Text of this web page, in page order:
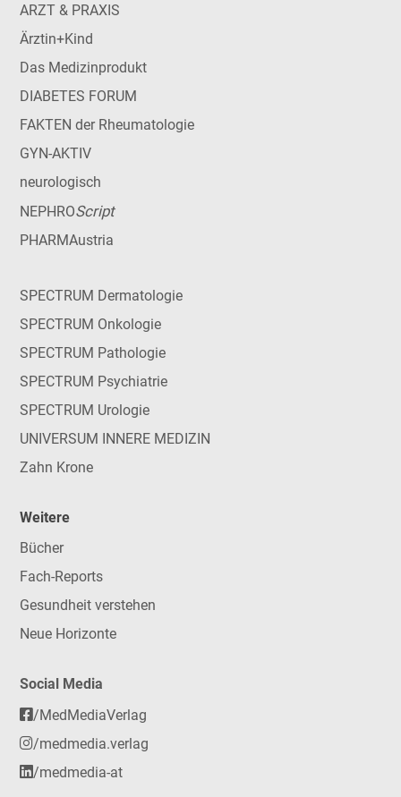
ARZT & PRAXIS
Ärztin+Kind
Das Medizinprodukt
DIABETES FORUM
FAKTEN der Rheumatologie
GYN-AKTIV
neurologisch
NEPHROScript
PHARMAustria
SPECTRUM Dermatologie
SPECTRUM Onkologie
SPECTRUM Pathologie
SPECTRUM Psychiatrie
SPECTRUM Urologie
UNIVERSUM INNERE MEDIZIN
Zahn Krone
Weitere
Bücher
Fach-Reports
Gesundheit verstehen
Neue Horizonte
Social Media
/MedMediaVerlag
/medmedia.verlag
/medmedia-at